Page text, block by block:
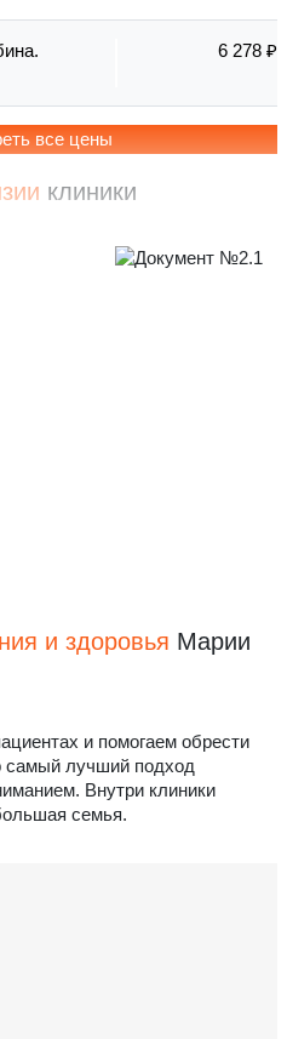
6 278 ₽
все цены
клиники
и здоровья Марии
и помогаем обрести
самый лучший подход
Внутри клиники
семья.